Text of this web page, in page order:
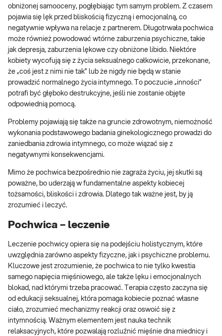
obniżonej samooceny, pogłębiając tym samym problem. Z czasem
pojawia się lęk przed bliskością fizyczną i emocjonalną, co
negatywnie wpływa na relacje z partnerem. Długotrwała pochwica
może również powodować wtórne zaburzenia psychiczne, takie
jak depresja, zaburzenia lękowe czy obniżone libido. Niektóre
kobiety wycofują się z życia seksualnego całkowicie, przekonane,
że „coś jest z nimi nie tak” lub że nigdy nie będą w stanie
prowadzić normalnego życia intymnego. To poczucie „inności”
potrafi być głęboko destrukcyjne, jeśli nie zostanie objęte
odpowiednią pomocą.
Problemy pojawiają się także na gruncie zdrowotnym, niemożność
wykonania podstawowego badania ginekologicznego prowadzi do
zaniedbania zdrowia intymnego, co może wiązać się z
negatywnymi konsekwencjami.
Mimo że pochwica bezpośrednio nie zagraża życiu, jej skutki są
poważne, bo uderzają w fundamentalne aspekty kobiecej
tożsamości, bliskości i zdrowia. Dlatego tak ważne jest, by ją
zrozumieć i leczyć.
Pochwica – leczenie
Leczenie pochwicy opiera się na podejściu holistycznym, które
uwzględnia zarówno aspekty fizyczne, jak i psychiczne problemu.
Kluczowe jest zrozumienie, że pochwica to nie tylko kwestia
samego napięcia mięśniowego, ale także lęku i emocjonalnych
blokad, nad którymi trzeba pracować. Terapia często zaczyna się
od edukacji seksualnej, która pomaga kobiecie poznać własne
ciało, zrozumieć mechanizmy reakcji oraz oswoić się z
intymnością. Ważnym elementem jest nauka technik
relaksacyjnych, które pozwalają rozluźnić mięśnie dna miednicy i